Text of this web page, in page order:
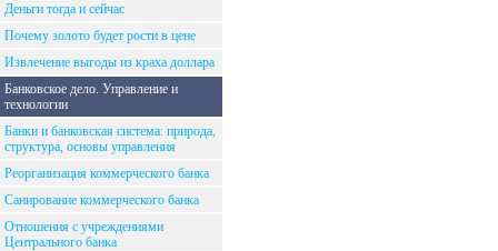
Деньги тогда и сейчас
Почему золото будет рости в цене
Извлечение выгоды из краха доллара
Банковское дело. Управление и
технологии
Банки и банковская система: природа,
структура, основы управления
Реорганизация коммерческого банка
Санирование коммерческого банка
Отношения с учреждениями
Центрального банка